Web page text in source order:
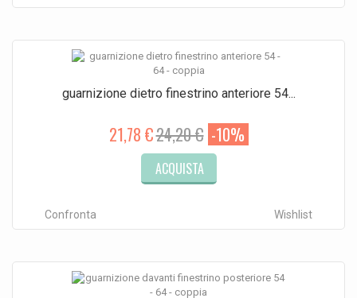
guarnizione dietro finestrino anteriore 54...
21,78 €24,20 € -10%
ACQUISTA
Wishlist
Confronta